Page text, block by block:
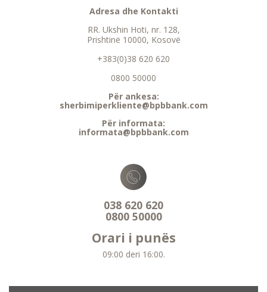
Adresa dhe Kontakti
RR. Ukshin Hoti, nr. 128,
Prishtinë 10000, Kosovë
+383(0)38 620 620
0800 50000
Për ankesa:
sherbimiperkliente@bpbbank.com
Për informata:
informata@bpbbank.com
038 620 620
0800 50000
Orari i punës
09:00 deri 16:00.